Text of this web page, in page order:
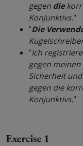
gegen die
Konjunktivs."
"Die
"Ich
gegen
Sicherheit
gegen die
Konjunktivs."
Exercise 1